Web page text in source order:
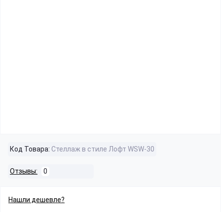
Код Товара: Стеллаж в стиле Лофт WSW-30
Отзывы: 0
Нашли дешевле?